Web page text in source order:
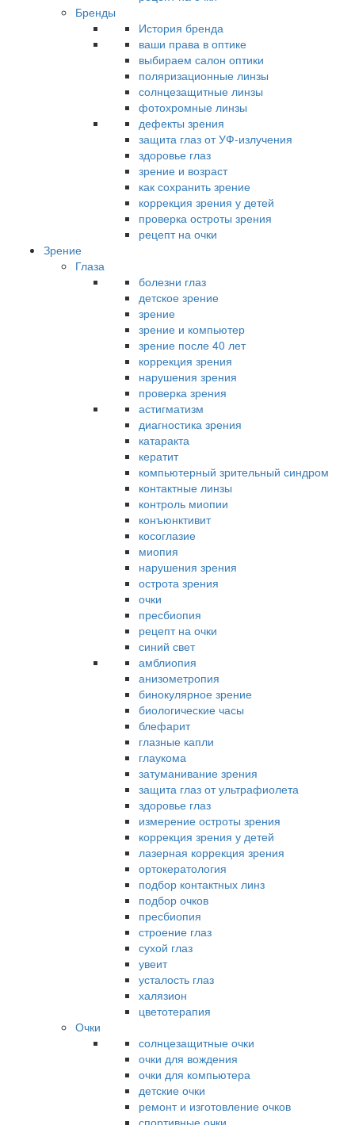
Бренды
История бренда
ваши права в оптике
выбираем салон оптики
поляризационные линзы
солнцезащитные линзы
фотохромные линзы
дефекты зрения
защита глаз от УФ-излучения
здоровье глаз
зрение и возраст
как сохранить зрение
коррекция зрения у детей
проверка остроты зрения
рецепт на очки
Зрение
Глаза
болезни глаз
детское зрение
зрение
зрение и компьютер
зрение после 40 лет
коррекция зрения
нарушения зрения
проверка зрения
астигматизм
диагностика зрения
катаракта
кератит
компьютерный зрительный синдром
контактные линзы
контроль миопии
конъюнктивит
косоглазие
миопия
нарушения зрения
острота зрения
очки
пресбиопия
рецепт на очки
синий свет
амблиопия
анизометропия
бинокулярное зрение
биологические часы
блефарит
глазные капли
глаукома
затуманивание зрения
защита глаз от ультрафиолета
здоровье глаз
измерение остроты зрения
коррекция зрения у детей
лазерная коррекция зрения
ортокератология
подбор контактных линз
подбор очков
пресбиопия
строение глаз
сухой глаз
увеит
усталость глаз
халязион
цветотерапия
Очки
солнцезащитные очки
очки для вождения
очки для компьютера
детские очки
ремонт и изготовление очков